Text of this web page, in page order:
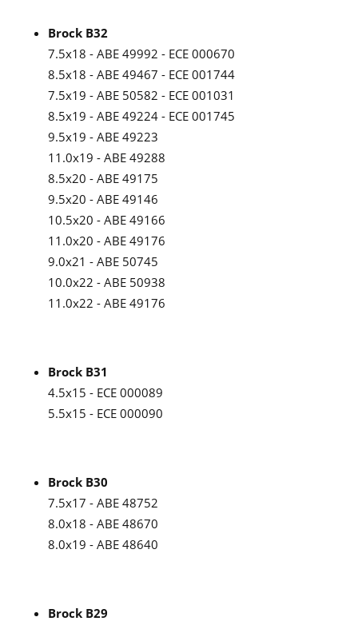
Brock B32
7.5x18 - ABE 49992 - ECE 000670
8.5x18 - ABE 49467 - ECE 001744
7.5x19 - ABE 50582 - ECE 001031
8.5x19 - ABE 49224 - ECE 001745
9.5x19 - ABE 49223
11.0x19 - ABE 49288
8.5x20 - ABE 49175
9.5x20 - ABE 49146
10.5x20 - ABE 49166
11.0x20 - ABE 49176
9.0x21 - ABE 50745
10.0x22 - ABE 50938
11.0x22 - ABE 49176
Brock B31
4.5x15 - ECE 000089
5.5x15 - ECE 000090
Brock B30
7.5x17 - ABE 48752
8.0x18 - ABE 48670
8.0x19 - ABE 48640
Brock B29